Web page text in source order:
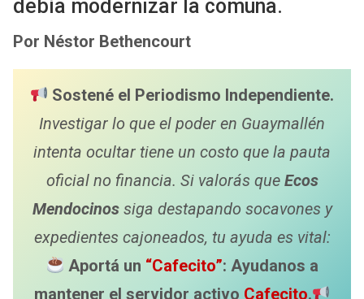
debía modernizar la comuna.
Por Néstor Bethencourt
Sostené el Periodismo Independiente.
Investigar lo que el poder en Guaymallén
intenta ocultar tiene un costo que la pauta
oficial no financia. Si valorás que Ecos
Mendocinos siga destapando socavones y
expedientes cajoneados, tu ayuda es vital:
Aportá un “Cafecito”: Ayudanos a
mantener el servidor activo Cafecito.